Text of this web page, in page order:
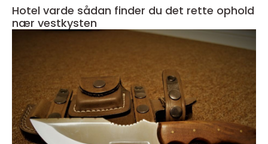
Hotel varde sådan finder du det rette ophold
nær vestkysten